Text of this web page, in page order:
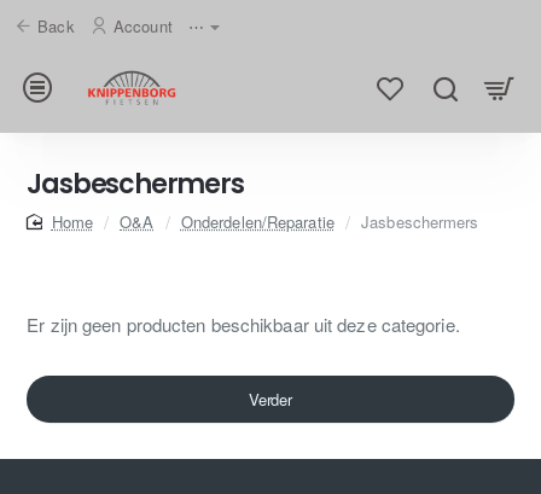
Back Account ⋯
Jasbeschermers
homeO&A Onderdelen/Reparatie Jasbeschermers
Er zijn geen producten beschikbaar uit deze categorie.
Verder